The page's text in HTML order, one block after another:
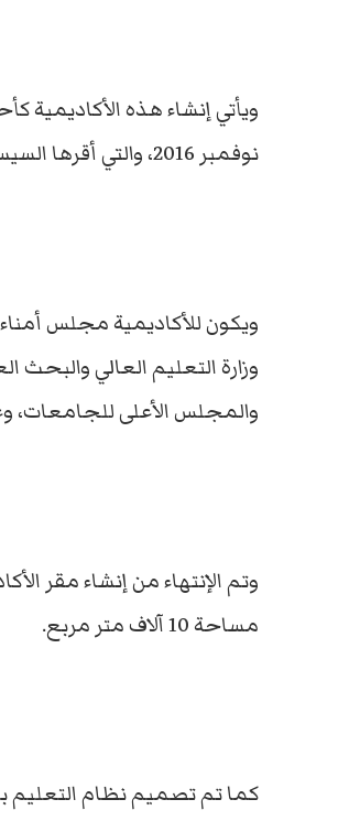
ويأتي إنشاء هذه
نوفمبر 2016، والتي أقرها السيسي، وتتبع الأكاديمية السيسي مباشرة.
ويكون للأكاديمية مجلس
وزارة التعليم العالي والبحث
والمجلس الأعلى
وتم الإنتهاء من إنشاء مقر
مساحة 10 آلاف متر مربع.
كما تم تصميم نظام التعليم